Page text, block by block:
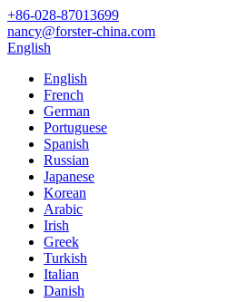
+86-028-87013699
nancy@forster-china.com
English
English
French
German
Portuguese
Spanish
Russian
Japanese
Korean
Arabic
Irish
Greek
Turkish
Italian
Danish